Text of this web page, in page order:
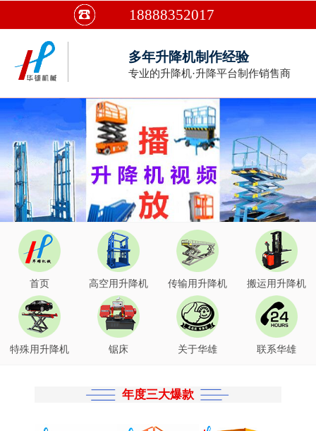
18888352017
多年升降机制作经验
专业的升降机·升降平台制作销售商
首页 高空用升降机 传输用升降机 搬运用升降机
特殊用升降机 锯床 关于华雄 联系华雄
年度三大爆款